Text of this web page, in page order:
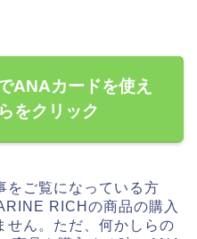
ANAカードを使え
をクリック
をご覧になっている方
RICHの商品の購入
せん。ただ、何かしらの